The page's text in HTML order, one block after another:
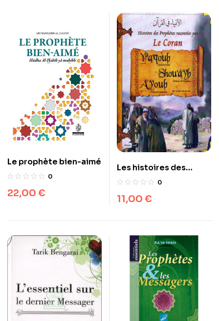
Le prophète bien-aimé
0
22,00 €
Les histoires des
Prophètes racontées
Ya’qoub, Shou’ayb,
0
11,00 €